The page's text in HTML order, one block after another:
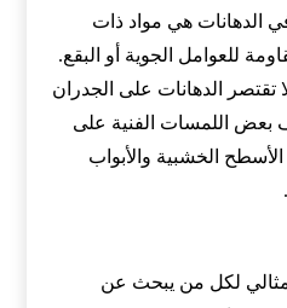
الدهانات هي مواد ذات
للعوامل الجوية أو البقع.
تقتصر الدهانات على الجدران
اللمسات الفنية على
الخشبية والأبواب
لكل من يبحث عن